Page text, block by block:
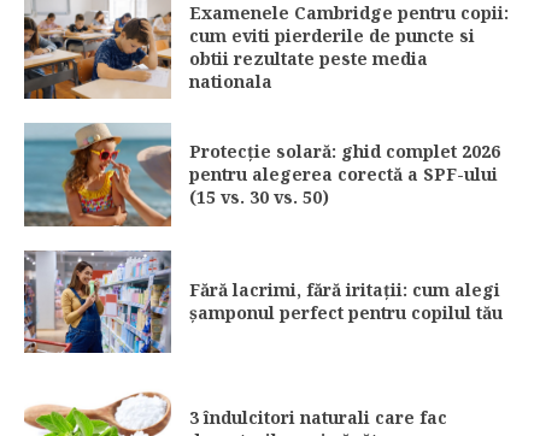
Examenele Cambridge pentru copii:
cum eviti pierderile de puncte si
obtii rezultate peste media
nationala
Protecție solară: ghid complet 2026
pentru alegerea corectă a SPF-ului
(15 vs. 30 vs. 50)
Fără lacrimi, fără iritații: cum alegi
șamponul perfect pentru copilul tău
3 îndulcitori naturali care fac